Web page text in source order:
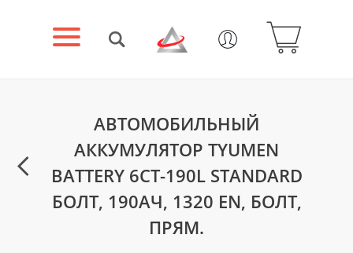
АВТОМОБИЛЬНЫЙ
АККУМУЛЯТОР TYUMEN
BATTERY 6СТ-190L STANDARD
БОЛТ, 190АЧ, 1320 EN, БОЛТ,
ПРЯМ.